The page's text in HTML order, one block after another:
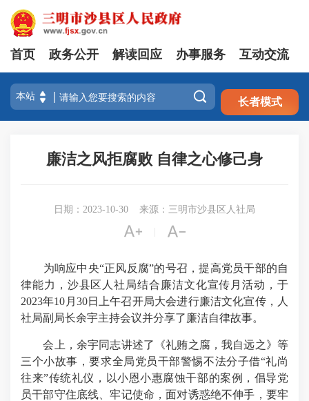
注册 登录
首页 政务公开 解读回应 办事服务 互动交流
 长者模式
廉洁之风拒腐败 自律之心修己身
日期：2023-10-30 来源：三明市沙县区人社局
 
为响应中央“正风反腐”的号召，提高党员干部的自
律能力，沙县区人社局结合廉洁文化宣传月活动，于
2023年10月30日上午召开局大会进行廉洁文化宣传，人
社局副局长余宇主持会议并分享了廉洁自律故事。
会上，余宇同志讲述了《礼贿之腐，我自远之》等
三个小故事，要求全局党员干部警惕不法分子借“礼尚
往来”传统礼仪，以小恩小惠腐蚀干部的案例，倡导党
员干部守住底线、牢记使命，面对诱惑绝不伸手，要牢